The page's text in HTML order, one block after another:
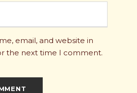
email, and website in
the next time I comment.